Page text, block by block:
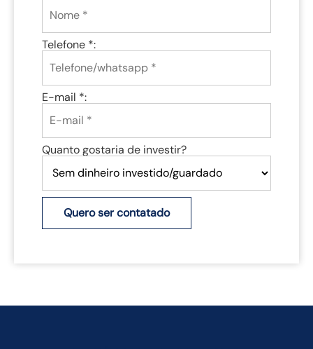
Telefone *:
E-mail *:
Quanto gostaria de investir?
Quero ser contatado